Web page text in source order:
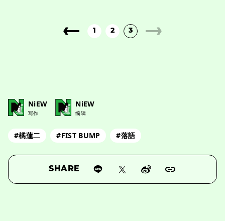
1 2 3
NiEW
写作
NiEW
编辑
#橘蓮二 #FIST BUMP #落語
SHARE